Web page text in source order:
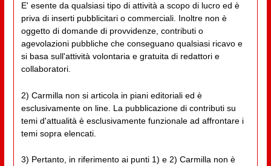
E' esente da qualsiasi tipo di attività a scopo di lucro ed è
priva di inserti pubblicitari o commerciali. Inoltre non è
oggetto di domande di provvidenze, contributi o
agevolazioni pubbliche che conseguano qualsiasi ricavo e
si basa sull'attività volontaria e gratuita di redattori e
collaboratori.
2) Carmilla non si articola in piani editoriali ed è
esclusivamente on line. La pubblicazione di contributi su
temi d'attualità è esclusivamente funzionale ad affrontare i
temi sopra elencati.
3) Pertanto, in riferimento ai punti 1) e 2) Carmilla non è